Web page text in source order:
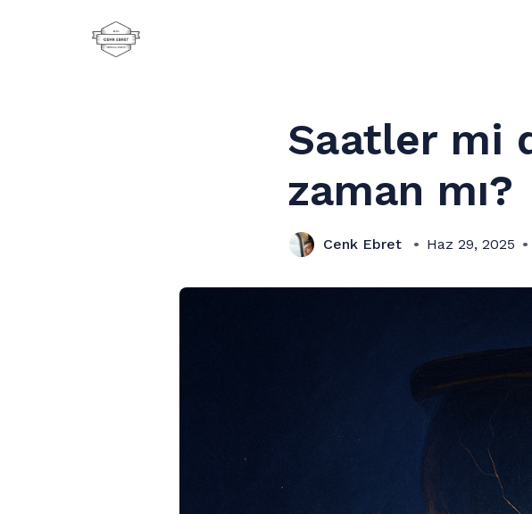
Saatler mi
zaman mı?
Cenk Ebret Haz 29, 2025